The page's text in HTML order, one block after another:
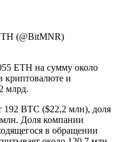
(@BitMNR)
ETH на сумму около
криптовалюте и
млрд.
192 BTC ($22,2 млн), доля
Доля компании
в обращении